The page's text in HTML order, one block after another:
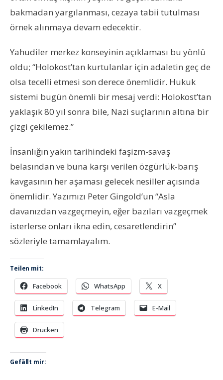
bakmadan yargılanması, cezaya tabii tutulması
örnek alınmaya devam edecektir.
Yahudiler merkez konseyinin açıklaması bu yönlü
oldu; “Holokost’tan kurtulanlar için adaletin geç de
olsa tecelli etmesi son derece önemlidir. Hukuk
sistemi bugün önemli bir mesaj verdi: Holokost’tan
yaklaşık 80 yıl sonra bile, Nazi suçlarının altına bir
çizgi çekilemez.”
İnsanlığın yakın tarihindeki faşizm-savaş
belasından ve buna karşı verilen özgürlük-barış
kavgasının her aşaması gelecek nesiller açısında
önemlidir. Yazımızı Peter Gingold’un “Asla
davanızdan vazgeçmeyin, eğer bazıları vazgeçmek
isterlerse onları ikna edin, cesaretlendirin”
sözleriyle tamamlayalım.
Teilen mit:
Facebook WhatsApp X
LinkedIn Telegram E-Mail
Drucken
Gefällt mir: